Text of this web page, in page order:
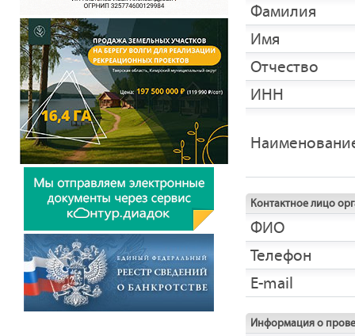
Фамилия
Имя
Отчество
ИНН
Контактное лицо
ФИО
Телефон
E-mail
Информация о